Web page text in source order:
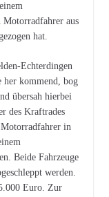
Motorradfahrer aus
hat.
Echterdingen
her kommend, bog
übersah hierbei
des Kraftrades
in
Beide Fahrzeuge
werden.
Euro. Zur